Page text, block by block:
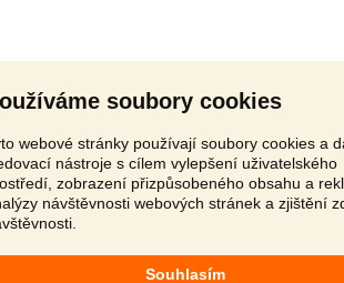
soubory cookies
webové stránky používají soubory cookies a
nástroje s cílem vylepšení uživatelského
zobrazení přizpůsobeného obsahu a
návštěvnosti webových stránek a zjištění
Souhlasím